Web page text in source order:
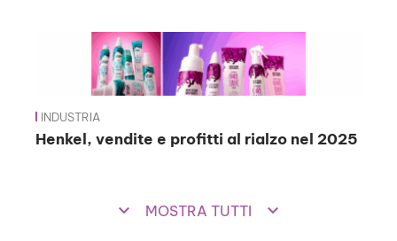
INDUSTRIA
Henkel, vendite e profitti al rialzo nel 2025
keyboard_arrow_down MOSTRA TUTTI keyboard_arrow_down